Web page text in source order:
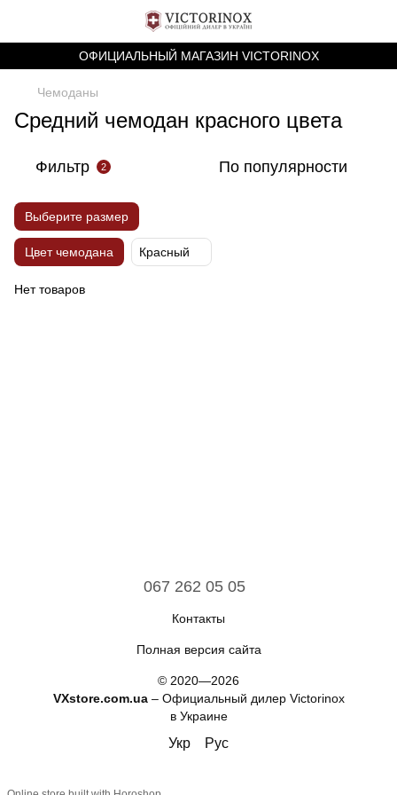
ОФИЦИАЛЬНЫЙ МАГАЗИН VICTORINOX
Чемоданы
Средний чемодан красного цвета
Фильтр 2 По популярности
Выберите размер
Цвет чемодана Красный
Нет товаров
067 262 05 05
Контакты
Полная версия сайта
© 2020—2026
VXstore.com.ua– Официальный дилер Victorinox
в Украине
Укр Рус